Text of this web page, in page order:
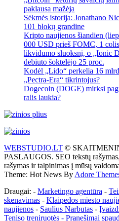
paklausa mažėja
Sėkmės istorija: Jonathano
101 blokų grandine
Kripto naujienos šiandien
000 USD prieš FOMC, 1
likvidumo sluoksnį, o „Ionic
debiuto šoktelėjo 25 proc.
Kodėl „Lido“ perkelia 16
„Pectra-Era“ tikrintojus?
Dogecoin (DOGE) mirksi
ralis laukia?
WEBSTUDIO.LT ©
PASLAUGOS. SEO tekstų
rašymas ir talpinimas į mūsų
Theme: Hot News By Adore
Draugai: - Marketingo agentūra -
skenavimas - Klaipedos miesto
naujienos - Saulius Narbutas -
Teniso treniruotės - Pranešimai